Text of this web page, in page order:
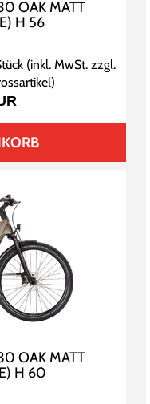
OAK MATT
H 56
(inkl. MwSt. zzgl.
)
OAK MATT
H 60